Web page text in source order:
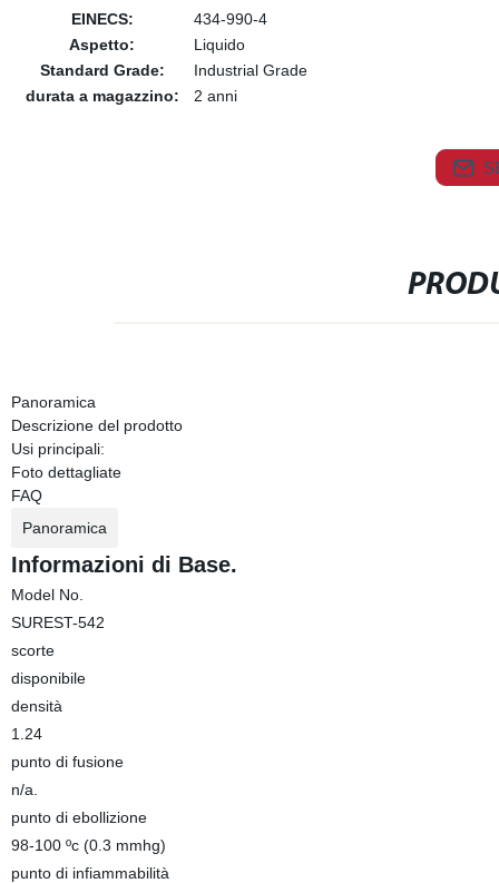
EINECS:
434-990-4
Aspetto:
Liquido
Standard Grade:
Industrial Grade
durata a magazzino:
2 anni
Panoramica
Descrizione del prodotto
Usi principali:
Foto dettagliate
FAQ
Panoramica
Informazioni di Base.
Model No.
SUREST-542
scorte
disponibile
densità
1.24
punto di fusione
n/a.
punto di ebollizione
98-100 ºc (0.3 mmhg)
punto di infiammabilità